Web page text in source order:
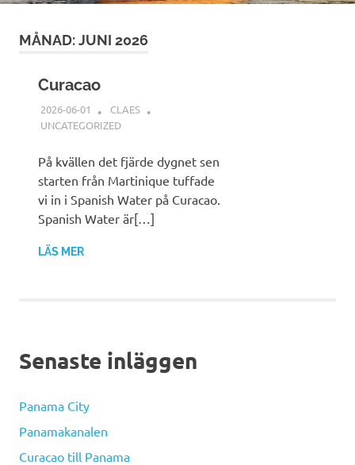
MÅNAD:JUNI 2026
Curacao
2026-06-01
CLAES
UNCATEGORIZED
På kvällen det fjärde dygnet sen
starten från Martinique tuffade
vi in i Spanish Water på Curacao.
Spanish Water är[…]
LÄS MER
Senaste inläggen
Panama City
Panamakanalen
Curacao till Panama